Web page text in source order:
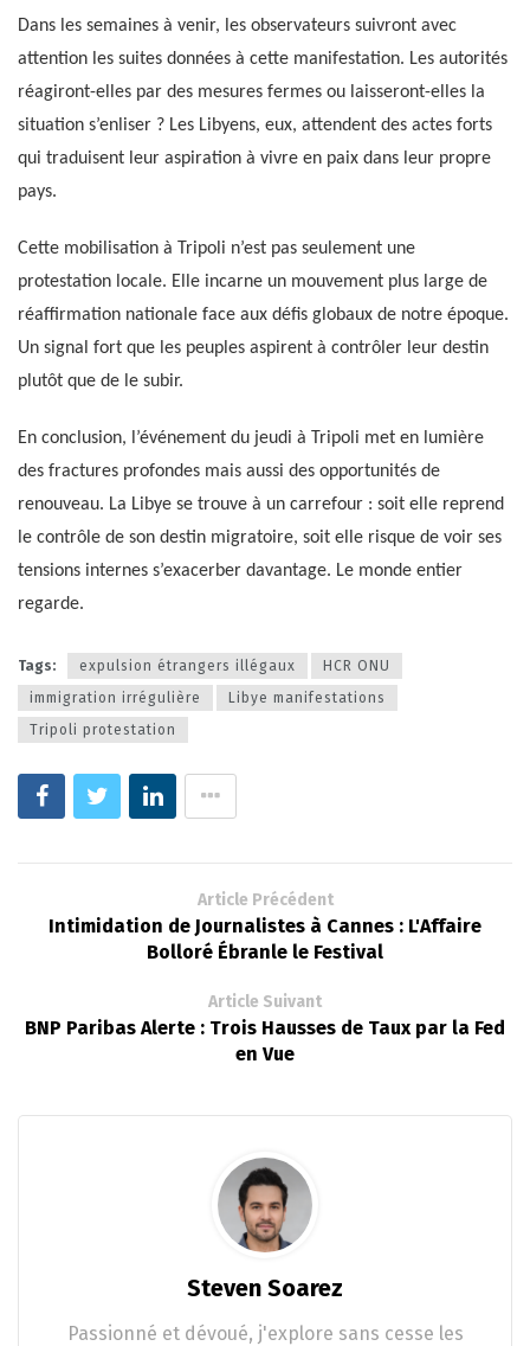
Dans les semaines à venir, les observateurs suivront avec
attention les suites données à cette manifestation. Les autorités
réagiront-elles par des mesures fermes ou laisseront-elles la
situation s’enliser ? Les Libyens, eux, attendent des actes forts
qui traduisent leur aspiration à vivre en paix dans leur propre
pays.
Cette mobilisation à Tripoli n’est pas seulement une
protestation locale. Elle incarne un mouvement plus large de
réaffirmation nationale face aux défis globaux de notre époque.
Un signal fort que les peuples aspirent à contrôler leur destin
plutôt que de le subir.
En conclusion, l’événement du jeudi à Tripoli met en lumière
des fractures profondes mais aussi des opportunités de
renouveau. La Libye se trouve à un carrefour : soit elle reprend
le contrôle de son destin migratoire, soit elle risque de voir ses
tensions internes s’exacerber davantage. Le monde entier
regarde.
Tags: expulsion étrangers illégaux
HCR ONU
immigration irrégulière
Libye manifestations
Tripoli protestation
Article Précédent
Intimidation de Journalistes à Cannes : L'Affaire
Bolloré Ébranle le Festival
Article Suivant
BNP Paribas Alerte : Trois Hausses de Taux par la Fed
en Vue
Steven Soarez
Passionné et dévoué, j'explore sans cesse les